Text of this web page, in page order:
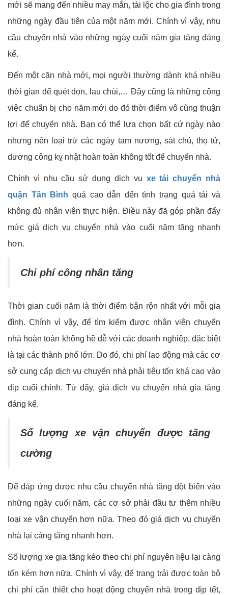
mới sẽ mang đến nhiều may mắn, tài lộc cho gia đình trong
những ngày đầu tiên của một năm mới. Chính vì vậy, nhu
cầu chuyển nhà vào những ngày cuối năm gia tăng đáng
kể.
Đến một căn nhà mới, mọi người thường dành khá nhiều
thời gian để quét dọn, lau chùi,… Đây cũng là những công
việc chuẩn bị cho năm mới do đó thời điểm vô cùng thuận
lợi để chuyển nhà. Bạn có thể lựa chọn bất cứ ngày nào
nhưng nên loại trừ các ngày tam nương, sát chủ, thọ tử,
dương công kỵ nhật hoàn toàn không tốt để chuyển nhà.
Chính vì nhu cầu sử dụng dịch vụ xe tải chuyển nhà
quận Tân Bình quá cao dẫn đến tình trạng quá tải và
không đủ nhân viên thực hiện. Điều này đã góp phần đẩy
mức giá dịch vụ chuyển nhà vào cuối năm tăng nhanh
hơn.
Chi phí công nhân tăng
Thời gian cuối năm là thời điểm bận rộn nhất với mỗi gia
đình. Chính vì vậy, để tìm kiếm được nhân viên chuyển
nhà hoàn toàn không hề dễ với các doanh nghiệp, đặc biệt
là tại các thành phố lớn. Do đó, chi phí lao động mà các cơ
sở cung cấp dịch vụ chuyển nhà phải tiêu tốn khá cao vào
dịp cuối chính. Từ đây, giá dịch vụ chuyển nhà gia tăng
đáng kể.
Số lượng xe vận chuyển được tăng
cường
Để đáp ứng được nhu cầu chuyển nhà tăng đột biến vào
những ngày cuối năm, các cơ sở phải đầu tư thêm nhiều
loại xe vận chuyển hơn nữa. Theo đó giá dịch vụ chuyển
nhà lại càng tăng nhanh hơn.
Số lượng xe gia tăng kéo theo chi phí nguyên liệu lại càng
tốn kém hơn nữa. Chính vì vậy, để trang trải được toàn bộ
chi phí cần thiết cho hoạt động chuyển nhà trong dịp tết,